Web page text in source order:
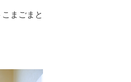
まごまと